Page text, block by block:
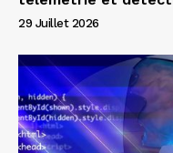
29 Juillet 2026